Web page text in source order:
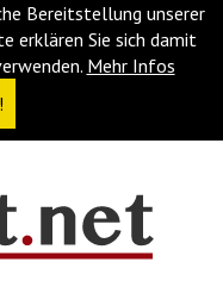
Bereitstellung unserer
erklären Sie sich damit
Mehr Infos